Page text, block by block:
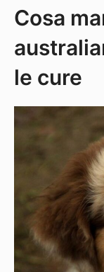
Cosa
le cure